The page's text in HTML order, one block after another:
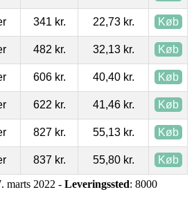
341 kr. 22,73 kr. Køb
482 kr. 32,13 kr. Køb
606 kr. 40,40 kr. Køb
622 kr. 41,46 kr. Køb
827 kr. 55,13 kr. Køb
837 kr. 55,80 kr. Køb
marts 2022 - Leveringssted: 8000